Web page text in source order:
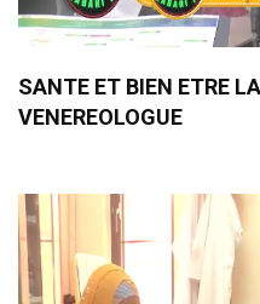
SANTE ET BIEN ETRE
VENEREOLOGUE